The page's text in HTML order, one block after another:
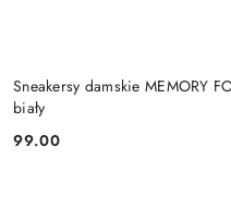
Sneakersy damskie MEMORY
biały
Cena:
99.00